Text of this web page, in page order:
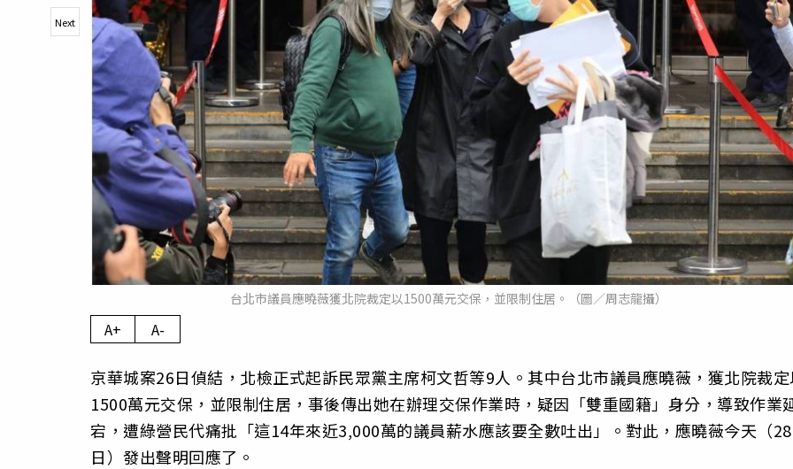
台北市議員應曉薇獲北院裁定以1500萬元交保，並限制住居。（圖／周志龍攝）
Next
A+ A-
京華城案26日偵結，北檢正式起訴民眾黨主席柯文哲等9人。其中台北市議員應曉薇，獲北院裁定
1500萬元交保，並限制住居，事後傳出她在辦理交保作業時，疑因「雙重國籍」身分，導致作業
宕，遭綠營民代痛批「這14年來近3,000萬的議員薪水應該要全數吐出」。對此，應曉薇今天（28
日）發出聲明回應了。